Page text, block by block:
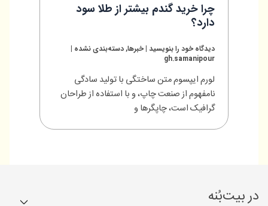
چرا خرید گندم بیشتر از طلا سود
دارد؟
دیدگاه‌ خود را بنویسید | خبرها,دسته‌بندی نشده |
gh.samanipour
لورم ایپسوم متن ساختگی با تولید سادگی
نامفهوم از صنعت چاپ، و با استفاده از طراحان
گرافیک است، چاپگرها و
در بیت‌بُنه